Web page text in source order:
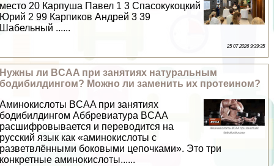
место 20 Карпуша Павел 1 3 Спасокукоцкий
Юрий 2 99 Карпиков Андрей 3 39
Шабельный ......
25 07 2026 9:39:35
Нужны ли BCAA при занятиях натуральным
бодибилдингом? Можно ли заменить их протеином?
Аминокислоты BCAA при занятиях
бодибилдингом Аббревиатура BCAA
расшифровывается и переводится на
русский язык как «аминокислоты с
разветвлёнными боковыми цепочками». Это три
конкретные аминокислоты......